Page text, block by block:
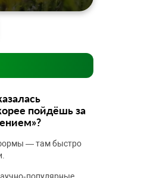
пойдёшь за
— там быстро